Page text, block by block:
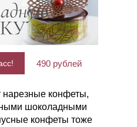
490 рублей
нарезные конфеты,
шоколадными
конфеты тоже